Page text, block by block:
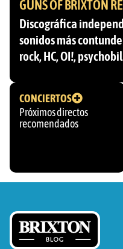
GUNS OF BRIXTON
Discográfica
sonidos más
rock, HC, OI!,
CONCIERTOS
Próximos directos
recomendados